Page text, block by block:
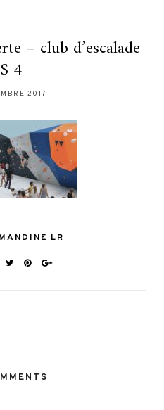
– club d’escalade
4
2017
LR